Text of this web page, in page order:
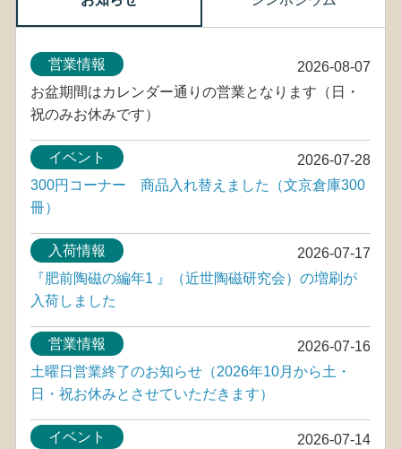
2026-08-07
営業情報
お盆期間はカレンダー通りの営業となります（日・
祝のみお休みです）
2026-07-28
イベント
300円コーナー 商品入れ替えました（文京倉庫300
冊）
2026-07-17
入荷情報
『肥前陶磁の編年1 』（近世陶磁研究会）の増刷が
入荷しました
2026-07-16
営業情報
土曜日営業終了のお知らせ（2026年10月から土・
日・祝お休みとさせていただきます）
2026-07-14
イベント